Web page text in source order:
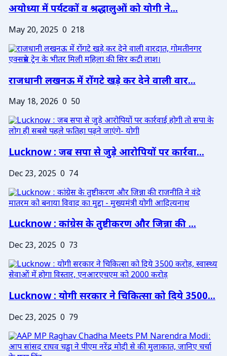
अयोध्या में पर्यटकों व श्रद्धालुओं को योगी ने...
May 20, 2025 0 218
राजधानी लखनऊ में रोंगटे खड़े कर देने वाली वार...
May 18, 2026 0 50
Lucknow : जब सपा से जुड़े आरोपियों पर कार्रवा...
Dec 23, 2025 0 74
Lucknow : कांग्रेस के तुष्टीकरण और जिन्ना की ...
Dec 23, 2025 0 73
Lucknow : योगी सरकार ने चिकित्सा को दिये 3500...
Dec 23, 2025 0 79